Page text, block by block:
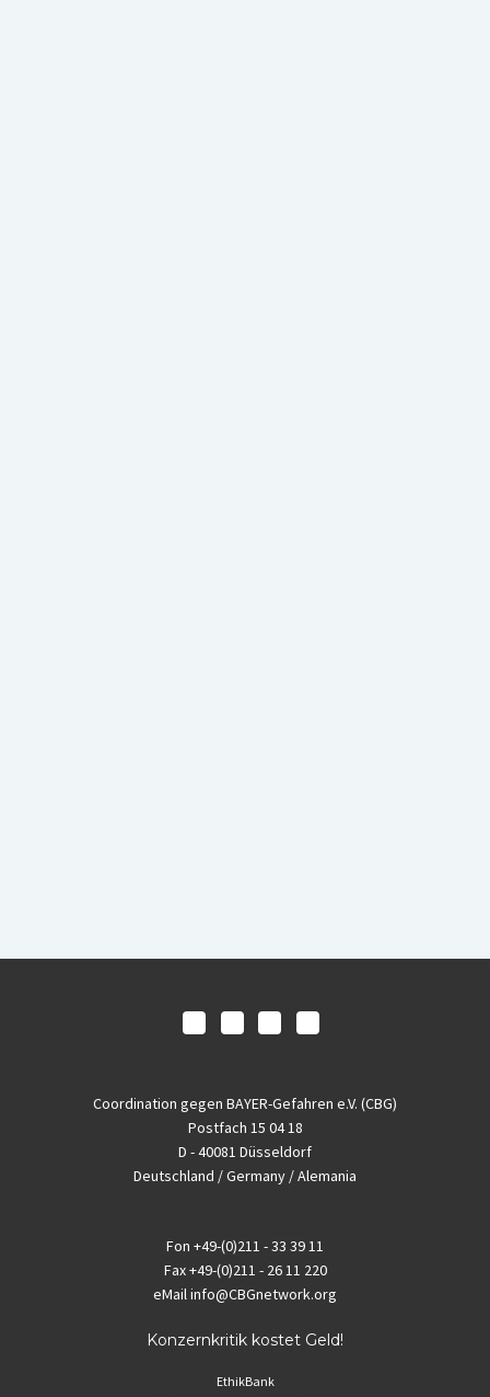
Coordination gegen BAYER-Gefahren e.V. (CBG)
Postfach 15 04 18
D - 40081 Düsseldorf
Deutschland / Germany / Alemania
Fon +49-(0)211 - 33 39 11
Fax+49-(0)211 - 26 11 220
eMailinfo@CBGnetwork.org
Konzernkritik kostet Geld!
EthikBank